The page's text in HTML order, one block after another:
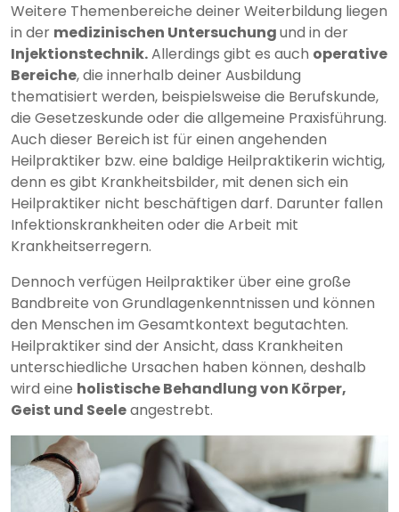
Weitere Themenbereiche deiner Weiterbildung liegen
in der medizinischen Untersuchungund in der
Injektionstechnik.Allerdings gibt es auch operative
Bereiche, die innerhalb deiner Ausbildung
thematisiert werden, beispielsweise die Berufskunde,
die Gesetzeskunde oder die allgemeine Praxisführung.
Auch dieser Bereich ist für einen angehenden
Heilpraktiker bzw. eine baldige Heilpraktikerin wichtig,
denn es gibt Krankheitsbilder, mit denen sich ein
Heilpraktiker nicht beschäftigen darf. Darunter fallen
Infektionskrankheiten oder die Arbeit mit
Krankheitserregern.
Dennoch verfügen Heilpraktiker über eine große
Bandbreite von Grundlagenkenntnissen und können
den Menschen im Gesamtkontext begutachten.
Heilpraktiker sind der Ansicht, dass Krankheiten
unterschiedliche Ursachen haben können, deshalb
wird eine holistische Behandlung von Körper,
Geist und Seeleangestrebt.